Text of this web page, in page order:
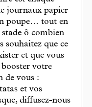
journaux papier
poupe… tout en
ô combien
souhaitez que ce
et que vous
booster votre
de vous :
et vos
diffusez-nous